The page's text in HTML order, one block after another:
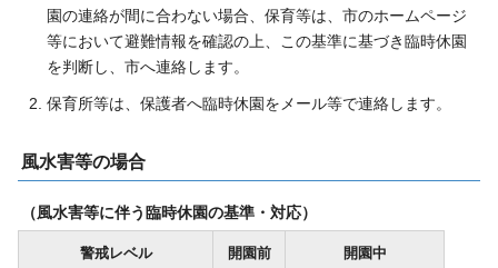
園の連絡が間に合わない場合、保育等は、市のホームページ
等において避難情報を確認の上、この基準に基づき臨時休園
を判断し、市へ連絡します。
保育所等は、保護者へ臨時休園をメール等で連絡します。
風水害等の場合
（風水害等に伴う臨時休園の基準・対応）
警戒レベル 開園前 開園中